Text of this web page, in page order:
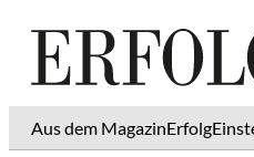
Aus dem MagazinErfolg